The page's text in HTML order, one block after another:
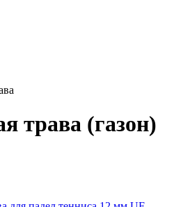
трава (газон)